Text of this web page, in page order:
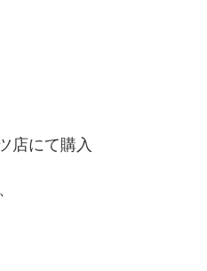
店にて購入